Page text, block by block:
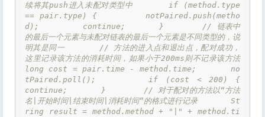
续将其push进入未配对类型中       if (method.type
== pair.type) {         notPaired.push(metho
d);         continue;       }        // 链表中
的最后一个元素与未配对链表的最后一个元素是不同类型的，说
明其是同一       // 方法的进入点和退出点，配对成功，
这里记录该方法的消耗时间，如果小于200ms则不记录该方法
long cost = pair.time - method.time;       no
tPaired.poll();       if (cost < 200) {
continue;       }        // 对于配对的方法以“方法
名|开始时间|结束时间|消耗时间”的格式进行记录       St
ring result = method.method + "|" + method.ti